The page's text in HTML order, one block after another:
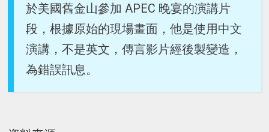
於美國舊金山參加 APEC 晚宴的演講片
段，根據原始的現場畫面，他是使用中文
演講，不是英文，傳言影片經後製變造，
為錯誤訊息。